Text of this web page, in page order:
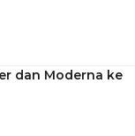
dan Moderna ke